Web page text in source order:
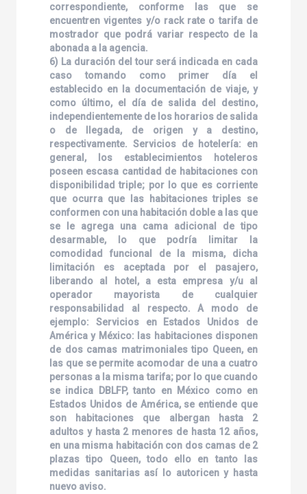
correspondiente, conforme las que se
encuentren vigentes y/o rack rate o tarifa de
mostrador que podrá variar respecto de la
abonada a la agencia.
6) La duración del tour será indicada en cada
caso tomando como primer día el
establecido en la documentación de viaje, y
como último, el día de salida del destino,
independientemente de los horarios de salida
o de llegada, de origen y a destino,
respectivamente. Servicios de hotelería: en
general, los establecimientos hoteleros
poseen escasa cantidad de habitaciones con
disponibilidad triple; por lo que es corriente
que ocurra que las habitaciones triples se
conformen con una habitación doble a las que
se le agrega una cama adicional de tipo
desarmable, lo que podría limitar la
comodidad funcional de la misma, dicha
limitación es aceptada por el pasajero,
liberando al hotel, a esta empresa y/u al
operador mayorista de cualquier
responsabilidad al respecto. A modo de
ejemplo: Servicios en Estados Unidos de
América y México: las habitaciones disponen
de dos camas matrimoniales tipo Queen, en
las que se permite acomodar de una a cuatro
personas a la misma tarifa; por lo que cuando
se indica DBLFP, tanto en México como en
Estados Unidos de América, se entiende que
son habitaciones que albergan hasta 2
adultos y hasta 2 menores de hasta 12 años,
en una misma habitación con dos camas de 2
plazas tipo Queen, todo ello en tanto las
medidas sanitarias así lo autoricen y hasta
nuevo aviso.